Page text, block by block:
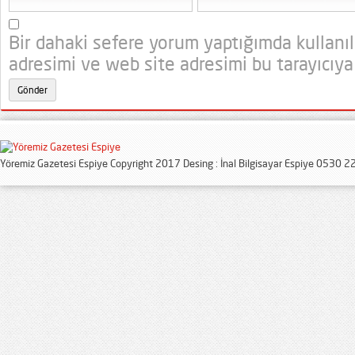
Bir dahaki sefere yorum yaptığımda
adresimi ve web site adresimi bu
Yöremiz Gazetesi Espiye Copyright 2017 Desing : İnal Bilgisayar Espiye 0530